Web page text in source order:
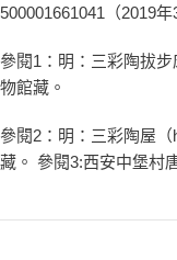
500001661041（2019年
參閱1：明：三彩陶拔
物館藏。
參閱2：明：三彩陶屋
藏。 參閱3:西安中堡村